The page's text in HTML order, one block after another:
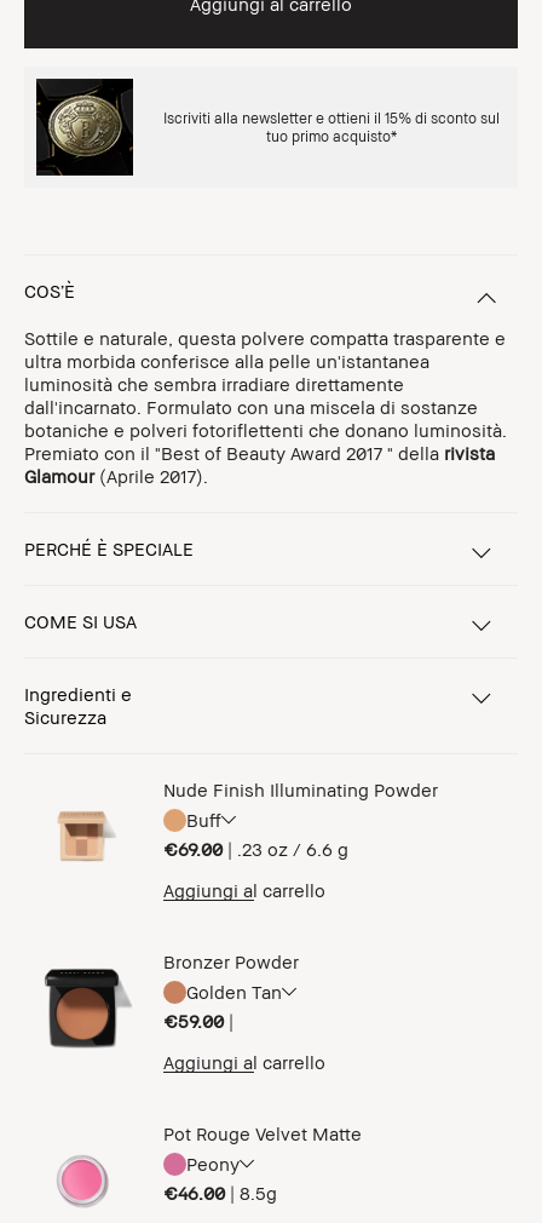
Iscriviti alla newsletter e ottieni il 15% di sconto sul
tuo primo acquisto*
COS’È
Sottile e naturale, questa polvere compatta trasparente e
ultra morbida conferisce alla pelle un'istantanea
luminosità che sembra irradiare direttamente
dall'incarnato. Formulato con una miscela di sostanze
botaniche e polveri fotoriflettenti che donano luminosità.
Premiato con il "Best of Beauty Award 2017 " della rivista
Glamour(Aprile 2017).
PERCHÉ È SPECIALE
COME SI USA
Ingredienti e
Sicurezza
Nude Finish Illuminating Powder
Buff
€69.00 | .23 oz / 6.6 g
Aggiungi al carrello
Bronzer Powder
Golden Tan
€59.00 |
Aggiungi al carrello
Pot Rouge Velvet Matte
Peony
€46.00 | 8.5g